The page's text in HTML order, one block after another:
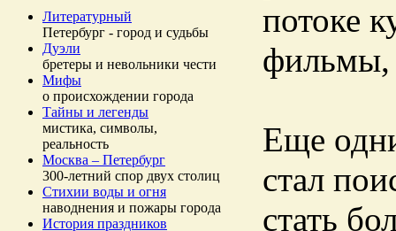
Литературный
Петербург - город и судьбы
Дуэли
бретеры и невольники чести
Мифы
о происхождении города
Тайны и легенды
мистика, символы,
реальность
Москва – Петербург
300-летний спор двух столиц
Стихии воды и огня
наводнения и пожары города
История праздников
потоке
фильмы,
Еще
стал
стать